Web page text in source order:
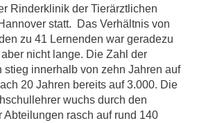
Rinderklinik der Tierärztlichen
statt. Das Verhältnis von
zu 41 Lernenden war geradezu
nicht lange. Die Zahl der
stieg innerhalb von zehn Jahren auf
20 Jahren bereits auf 3.000. Die
wuchs durch den
Abteilungen rasch auf rund 140